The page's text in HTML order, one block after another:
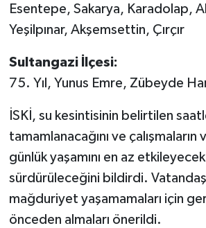
Esentepe, Sakarya, Karadolap,
Yeşilpınar, Akşemsettin, Çırçır
Sultangazi İlçesi:
75. Yıl, Yunus Emre, Zübeyde
İSKİ, su kesintisinin belirtilen
tamamlanacağını ve çalışmaların
günlük yaşamını en az
sürdürüleceğini bildirdi.
mağduriyet yaşamamaları için
önceden almaları önerildi.